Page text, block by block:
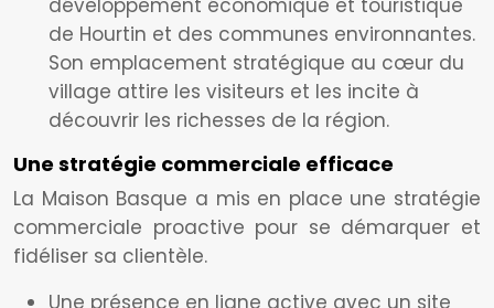
développement économique et touristique
de Hourtin et des communes environnantes.
Son emplacement stratégique au cœur du
village attire les visiteurs et les incite à
découvrir les richesses de la région.
Une stratégie commerciale efficace
La Maison Basque a mis en place une stratégie
commerciale proactive pour se démarquer et
fidéliser sa clientèle.
Une présence en ligne active avec un site